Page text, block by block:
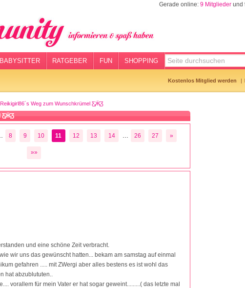
Gerade online: 9 Mitglieder und
BABYSITTER RATGEBER FUN SHOPPING
Kostenlos Mitglied werden
Weg zum Wunschkrümel Ƹ̵̡Ӝ̵̨̄Ʒ
Ƹ̵̡Ӝ̵̨̄Ʒ
8 9 10 11 12 13 14 26 27 »
»»
und eine schöne Zeit verbracht.
wir uns das gewünscht hatten... bekam am samstag auf einmal
gefahren ..... mit ZWergi aber alles bestens es ist wohl das
hat abzublututen..
vorallem für mein Vater er hat sogar geweint.........( das letzte mal